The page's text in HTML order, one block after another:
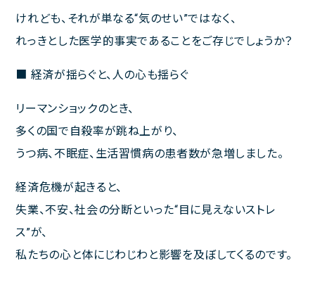
聚楽内科クリニック
熊本市東区西原1丁目1－1－1 プラチナマンション聚楽B棟１F
ご予約・お問い合わせは
TEL.096-387-2277
[受付 平日 11～13時、14～18時]
診療時間 完全予約制
午前 休診 休診
けれども、それが単なる“気のせい”ではなく、
れっきとした医学的事実であることをご存じでしょうか？
■ 経済が揺らぐと、人の心も揺らぐ
リーマンショックのとき、
多くの国で自殺率が跳ね上がり、
うつ病、不眠症、生活習慣病の患者数が急増しました。
経済危機が起きると、
失業、不安、社会の分断といった“目に見えないストレ
ス”が、
私たちの心と体にじわじわと影響を及ぼしてくるのです。